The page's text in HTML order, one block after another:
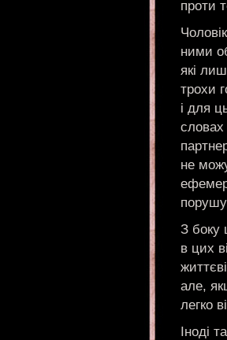
проти
ними
які
трохи
і для
словах
не
З боку
в цих
але,
легко
Іноді